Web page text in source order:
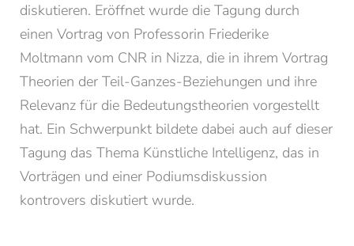
diskutieren. Eröffnet wurde die Tagung durch
einen Vortrag von Professorin Friederike
Moltmann vom CNR in Nizza, die in ihrem Vortrag
Theorien der Teil-Ganzes-Beziehungen und ihre
Relevanz für die Bedeutungstheorien vorgestellt
hat. Ein Schwerpunkt bildete dabei auch auf dieser
Tagung das Thema Künstliche Intelligenz, das in
Vorträgen und einer Podiumsdiskussion
kontrovers diskutiert wurde.
Nachname*
E-Mail*
Einwilligung Marketing*
*Pflichtfelder
Anfragen